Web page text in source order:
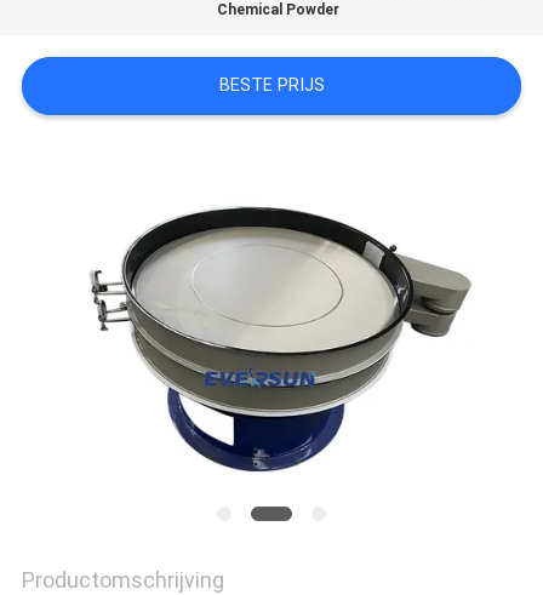
Chemical Powder
BESTE PRIJS
Productomschrijving